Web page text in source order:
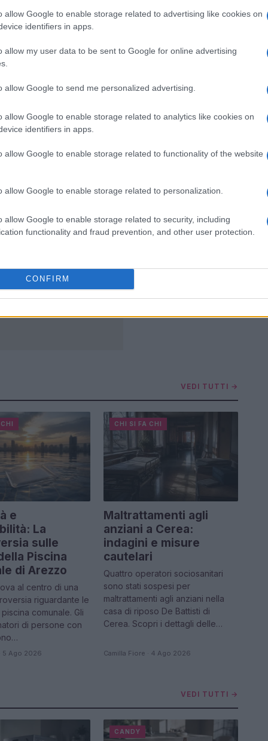
allow Google to enable storage related to advertising like cookies on
identifiers in apps.
allow my user data to be sent to Google for online advertising
allow Google to send me personalized advertising.
allow Google to enable storage related to analytics like cookies on
identifiers in apps.
allow Google to enable storage related to functionality of the website
allow Google to enable storage related to personalization.
allow Google to enable storage related to security, including
functionality and fraud prevention, and other user protection.
CONFIRM
una nuova nave di
soccorso nel
Camilla Fiore · 6 Ago 2026
reality creano
dipendenza:
confessionali e
2026
VEDI TUTTI →
e
La
sulle
Piscina
di Arezzo
al centro di una
riguardante le
comunale. Gli
di persone con
5 Ago 2026
CHI SI FA CHI
Maltrattamenti agli
anziani a Cerea:
indagini e misure
cautelari
Quattro operatori sociosanitari
sono stati sospesi per
maltrattamenti agli anziani nella
casa di riposo De Battisti di
Cerea. Scopri i dettagli delle…
Camilla Fiore · 4 Ago 2026
VEDI TUTTI →
CANDY